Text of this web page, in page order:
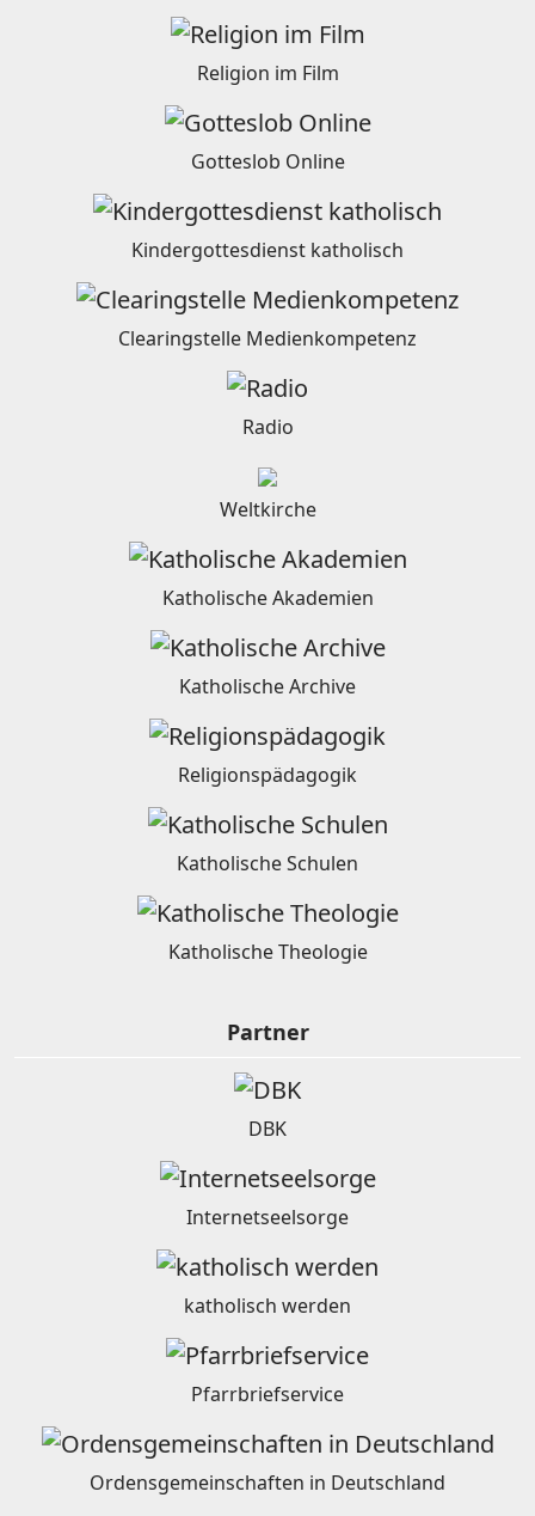
Religion im Film
Gotteslob Online
Kindergottesdienst katholisch
Clearingstelle Medienkompetenz
Radio
Weltkirche
Katholische Akademien
Katholische Archive
Religionspädagogik
Katholische Schulen
Katholische Theologie
Partner
DBK
Internetseelsorge
katholisch werden
Pfarrbriefservice
Ordensgemeinschaften in Deutschland